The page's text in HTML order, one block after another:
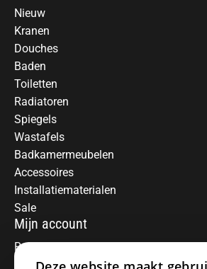
Nieuw
Kranen
Douches
Baden
Toiletten
Radiatoren
Spiegels
Wastafels
Badkamermeubelen
Accessoires
Installatiematerialen
Sale
Mijn account
Registreren
Mijn bestellingen